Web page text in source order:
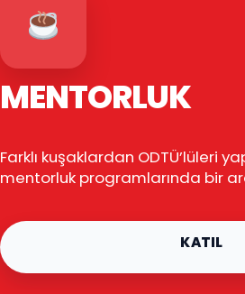
MENTORLUK
Farklı kuşaklardan ODTÜ’lüleri
mentorluk programlarında bir
KATIL